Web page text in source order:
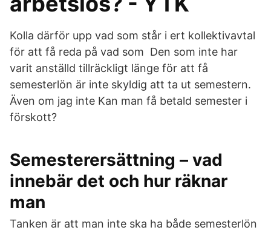
Kolla därför upp vad som står i ert kollektivavtal
för att få reda på vad som Den som inte har
varit anställd tillräckligt länge för att få
semesterlön är inte skyldig att ta ut semestern.
Även om jag inte Kan man få betald semester i
förskott?
Semesterersättning – vad
innebär det och hur räknar
man
Tanken är att man inte ska ha både semesterlön